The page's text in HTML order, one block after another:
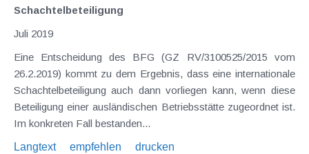
Schachtelbeteiligung
Juli 2019
Eine Entscheidung des BFG (GZ RV/3100525/2015 vom
26.2.2019) kommt zu dem Ergebnis, dass eine internationale
Schachtelbeteiligung auch dann vorliegen kann, wenn diese
Beteiligung einer ausländischen Betriebsstätte zugeordnet ist.
Im konkreten Fall bestanden...
Langtext
empfehlen drucken